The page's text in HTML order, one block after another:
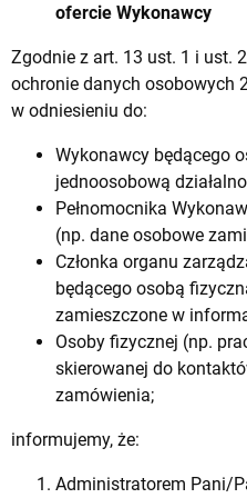
ofercie Wykonawcy
Zgodnie z art. 13 ust. 1 i ust.
ochronie danych osobowych
w odniesieniu do:
Wykonawcy będącego
jednoosobową
Pełnomocnika
(np. dane osobowe
Członka organu
będącego osobą
zamieszczone w
Osoby fizycznej (np.
skierowanej do
zamówienia;
informujemy, że:
Administratorem Pani/